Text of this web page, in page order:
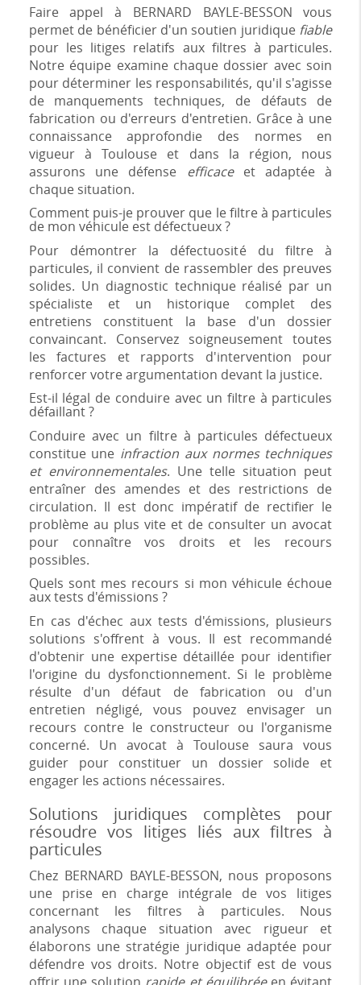
Faire appel à BERNARD BAYLE-BESSON vous
permet de bénéficier d'un soutien juridique fiable
pour les litiges relatifs aux filtres à particules.
Notre équipe examine chaque dossier avec soin
pour déterminer les responsabilités, qu'il s'agisse
de manquements techniques, de défauts de
fabrication ou d'erreurs d'entretien. Grâce à une
connaissance approfondie des normes en
vigueur à Toulouse et dans la région, nous
assurons une défense efficaceet adaptée à
chaque situation.
Comment puis-je prouver que le filtre à particules
de mon véhicule est défectueux ?
Pour démontrer la défectuosité du filtre à
particules, il convient de rassembler des preuves
solides. Un diagnostic technique réalisé par un
spécialiste et un historique complet des
entretiens constituent la base d'un dossier
convaincant. Conservez soigneusement toutes
les factures et rapports d'intervention pour
renforcer votre argumentation devant la justice.
Est-il légal de conduire avec un filtre à particules
défaillant ?
Conduire avec un filtre à particules défectueux
constitue une infraction aux normes techniques
et environnementales. Une telle situation peut
entraîner des amendes et des restrictions de
circulation. Il est donc impératif de rectifier le
problème au plus vite et de consulter un avocat
pour connaître vos droits et les recours
possibles.
Quels sont mes recours si mon véhicule échoue
aux tests d'émissions ?
En cas d'échec aux tests d'émissions, plusieurs
solutions s'offrent à vous. Il est recommandé
d'obtenir une expertise détaillée pour identifier
l'origine du dysfonctionnement. Si le problème
résulte d'un défaut de fabrication ou d'un
entretien négligé, vous pouvez envisager un
recours contre le constructeur ou l'organisme
concerné. Un avocat à Toulouse saura vous
guider pour constituer un dossier solide et
engager les actions nécessaires.
Solutions juridiques complètes pour
résoudre vos litiges liés aux filtres à
particules
Chez BERNARD BAYLE-BESSON, nous proposons
une prise en charge intégrale de vos litiges
concernant les filtres à particules. Nous
analysons chaque situation avec rigueur et
élaborons une stratégie juridique adaptée pour
défendre vos droits. Notre objectif est de vous